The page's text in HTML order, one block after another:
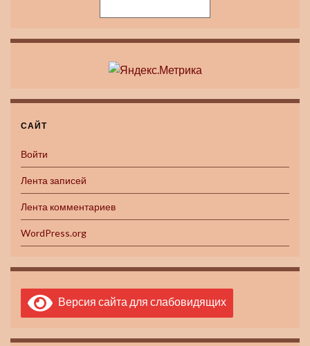
САЙТ
Войти
Лента записей
Лента комментариев
WordPress.org
Версия сайта для слабовидящих